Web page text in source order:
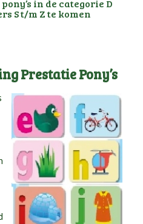
in de categorie D
S t/m Z te komen
Prestatie Pony’s